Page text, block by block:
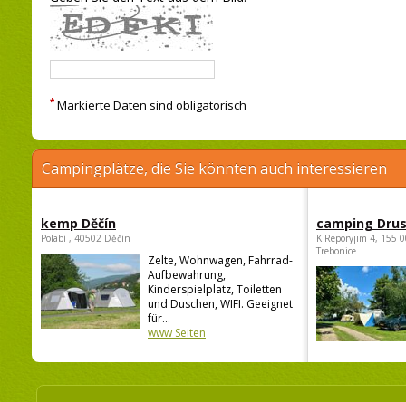
* Markierte Daten sind obligatorisch
Campingplätze, die Sie könnten auch interessieren
kemp Děčín
Polabí , 40502 Děčín
Zelte, Wohnwagen, Fahrrad-
Aufbewahrung,
Kinderspielplatz, Toiletten
und Duschen, WIFI. Geeignet
für...
www Seiten
camping
K Reporyjim 4, 155
Trebonice